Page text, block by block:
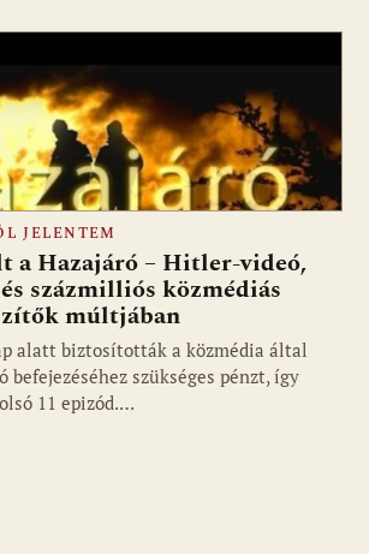
JELENTEM
a Hazajáró – Hitler-videó,
százmilliós közmédiás
múltjában
alatt biztosították a közmédia által
befejezéséhez szükséges pénzt, így
11 epizód.…